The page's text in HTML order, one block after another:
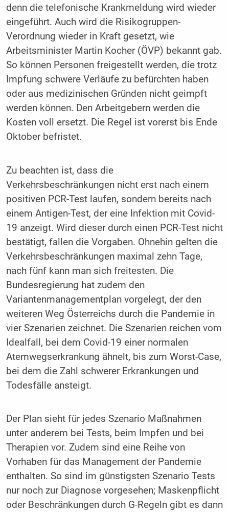
denn die telefonische Krankmeldung wird wieder
eingeführt. Auch wird die Risikogruppen-
Verordnung wieder in Kraft gesetzt, wie
Arbeitsminister Martin Kocher (ÖVP) bekannt gab.
So können Personen freigestellt werden, die trotz
Impfung schwere Verläufe zu befürchten haben
oder aus medizinischen Gründen nicht geimpft
werden können. Den Arbeitgebern werden die
Kosten voll ersetzt. Die Regel ist vorerst bis Ende
Oktober befristet.
Zu beachten ist, dass die
Verkehrsbeschränkungen nicht erst nach einem
positiven PCR-Test laufen, sondern bereits nach
einem Antigen-Test, der eine Infektion mit Covid-
19 anzeigt. Wird dieser durch einen PCR-Test nicht
bestätigt, fallen die Vorgaben. Ohnehin gelten die
Verkehrsbeschränkungen maximal zehn Tage,
nach fünf kann man sich freitesten. Die
Bundesregierung hat zudem den
Variantenmanagementplan vorgelegt, der den
weiteren Weg Österreichs durch die Pandemie in
vier Szenarien zeichnet. Die Szenarien reichen vom
Idealfall, bei dem Covid-19 einer normalen
Atemwegserkrankung ähnelt, bis zum Worst-Case,
bei dem die Zahl schwerer Erkrankungen und
Todesfälle ansteigt.
Der Plan sieht für jedes Szenario Maßnahmen
unter anderem bei Tests, beim Impfen und bei
Therapien vor. Zudem sind eine Reihe von
Vorhaben für das Management der Pandemie
enthalten. So sind im günstigsten Szenario Tests
nur noch zur Diagnose vorgesehen; Maskenpflicht
oder Beschränkungen durch G-Regeln gibt es dann